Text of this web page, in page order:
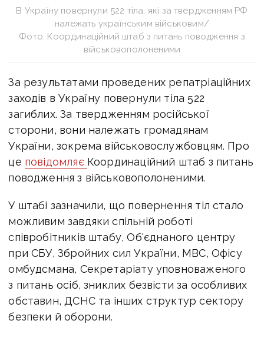
В Україну повернули 522 тіла, які за твердженням РФ
належать українським військовим/
Фото: Координаційний штаб з питань поводження з
військовополоненими
За результатами проведених репатріаційних
заходів в Україну повернули тіла 522
загиблих. За твердженням російської
сторони, вони належать громадянам
України, зокрема військовослужбовцям. Про
це повідомляє Координаційний штаб з питань
поводження з військовополоненими.
У штабі зазначили, що повернення тіл стало
можливим завдяки спільній роботі
співробітників штабу, Об'єднаного центру
при СБУ, Збройних сил України, МВС, Офісу
омбудсмана, Секретаріату уповноваженого
з питань осіб, зниклих безвісти за особливих
обставин, ДСНС та інших структур сектору
безпеки й оборони.